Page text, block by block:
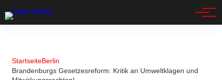
StartseiteBerlin
Brandenburgs Gesetzesreform: Kritik an Umweltklagen und